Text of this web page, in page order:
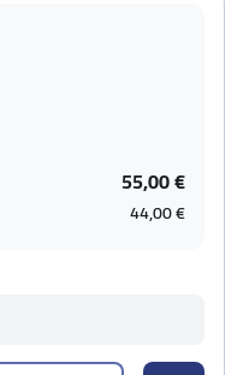
55,00 €
44,00 €